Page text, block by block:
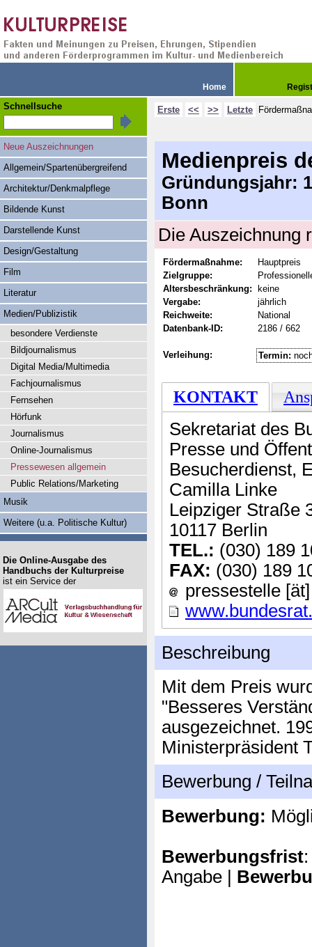
Home
Erste << >> Letzte
Medienpreis
Gründungsjahr:
Bonn
Die Auszeichnung
Fördermaßnahme:
Hauptpreis
Zielgruppe:
Altersbeschränkung:
keine
Vergabe:
jährlich
Reichweite:
National
Datenbank-ID:
2186 / 662
Verleihung: Termin:
KONTAKT
Sekretariat des
Presse und
Besucherdienst,
Camilla Linke
Leipziger Straße
10117 Berlin
TEL.: (030) 189
FAX: (030) 189
pressestelle
Beschreibung
Mit dem Preis
"Besseres
ausgezeichnet.
Ministerpräsident
Bewerbung /
Bewerbung:
Bewerbungsfrist
Angabe |
Schnellsuche
Neue Auszeichnungen
Allgemein/Spartenübergreifend
Architektur/Denkmalpflege
Bildende Kunst
Darstellende Kunst
Design/Gestaltung
Film
Literatur
Medien/Publizistik
besondere Verdienste
Bildjournalismus
Digital Media/Multimedia
Fachjournalismus
Fernsehen
Hörfunk
Journalismus
Online-Journalismus
Pressewesen allgemein
Public Relations/Marketing
Musik
Weitere (u.a. Politische Kultur)
Die Online-Ausgabe des
Handbuchs der Kulturpreise
ist ein Service der